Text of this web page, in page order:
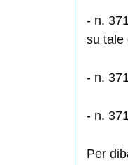
- n.
su tale
- n.
- n.
Per